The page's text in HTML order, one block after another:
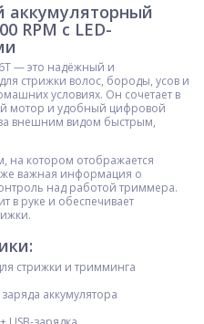
аккумуляторный
RPM с LED-
— это надёжный и
стрижки волос, бороды, усов и
условиях. Он сочетает в
мотор и удобный цифровой
за внешним видом быстрым,
на котором отображается
важная информация о
над работой триммера.
в руке и обеспечивает
стрижки и тримминга
аккумулятора